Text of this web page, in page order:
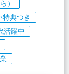
）
特典つき
活躍中